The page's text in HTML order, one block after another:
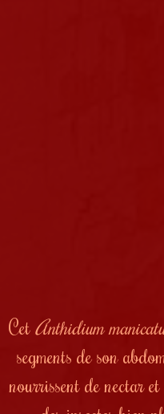
CetAnthidium
segments de son
nourrissent de nectar